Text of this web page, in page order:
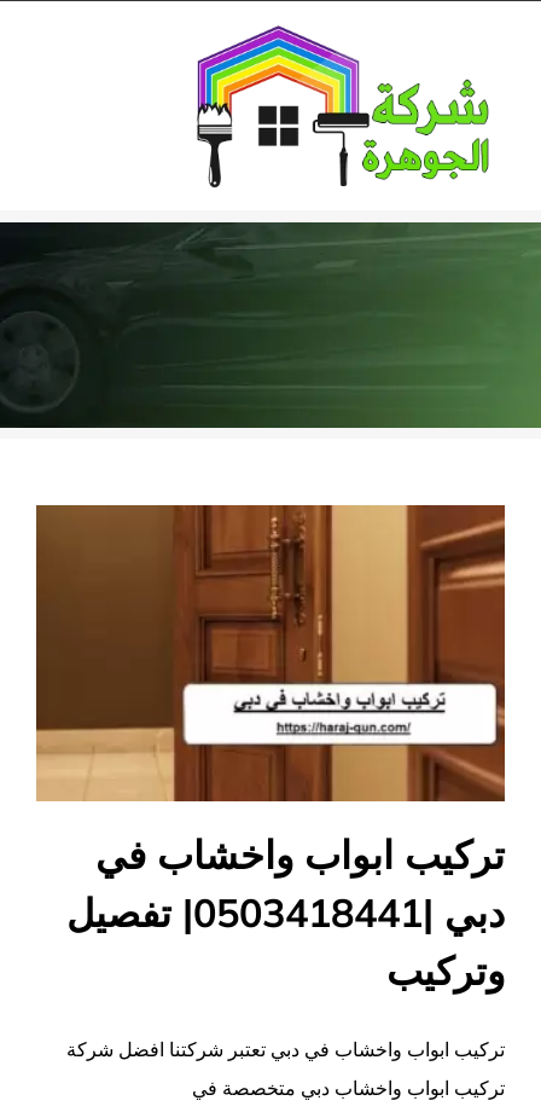
content
تركيب ابواب واخشاب في
دبي |0503418441| تفصيل
وتركيب
تركيب ابواب واخشاب في دبي تعتبر شركتنا افضل شركة
تركيب ابواب واخشاب دبي متخصصة في